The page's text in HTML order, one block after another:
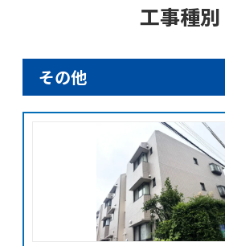
工事種別
その他